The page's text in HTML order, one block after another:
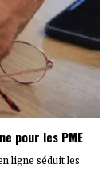
pour les PME
ligne séduit les